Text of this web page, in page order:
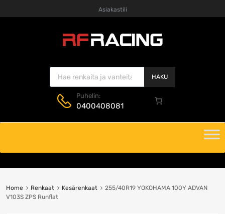
Asiakastili
Products search
HAKU
Puhelin:
0400408081
content
Home Renkaat Kesärenkaat
255/40R19 YOKOHAMA 100Y ADVAN
V103S ZPS Runflat